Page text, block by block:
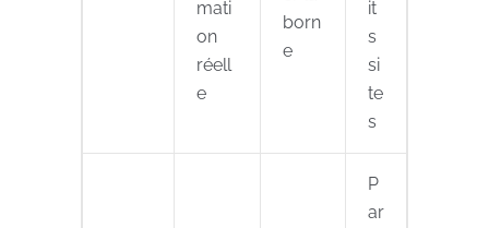
mati
on
réell
e
born
e
it
s
si
te
s
P
ar